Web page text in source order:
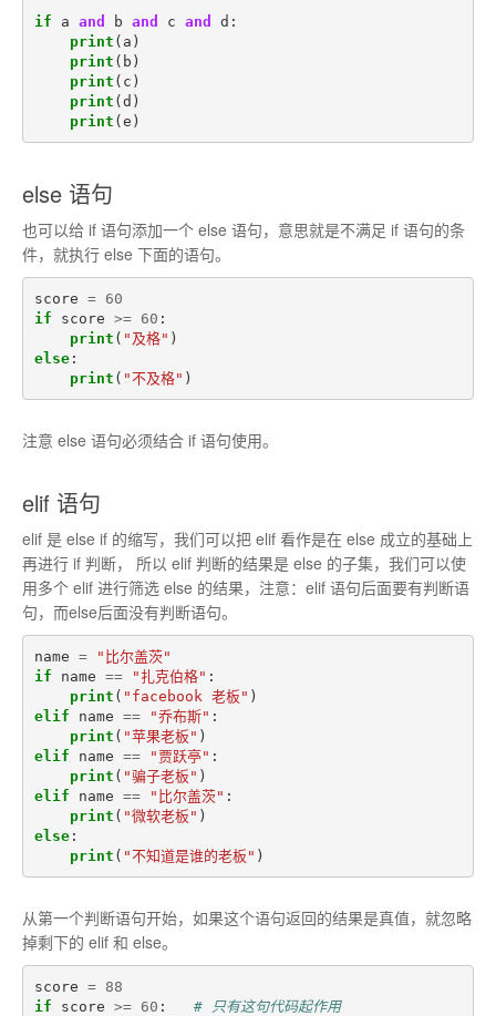
if a and b and c and d :
print ( a )
print ( b )
print ( c )
print (d )
print (e )
else 语句
也可以给 if 语句添加一个 else 语句，意思就是不满足 if 语句的条
件，就执行 else 下面的语句。
score =
60
if
score >= 60 :
print ( "及格" )
else:
print ( "不及格" )
注意 else 语句必须结合 if 语句使用。
elif 语句
elif 是 else if 的缩写，我们可以把 elif 看作是在 else 成立的基础上
再进行 if 判断， 所以 elif 判断的结果是 else 的子集，我们可以使
用多个 elif 进行筛选 else 的结果，注意：elif 语句后面要有判断语
句，而else后面没有判断语句。
name =
"比尔盖茨"
if
name == "扎克伯格" :
print ( "facebook 老板" )
elif
name == "乔布斯" :
print ( "苹果老板" )
elif
name == "贾跃亭" :
print ( "骗子老板" )
elif
name == "比尔盖茨" :
print ( "微软老板" )
else:
print ( "不知道是谁的老板" )
从第一个判断语句开始，如果这个语句返回的结果是真值，就忽略
掉剩下的 elif 和 else。
score =
88
if
score >= 60 :
# 只有这句代码起作用